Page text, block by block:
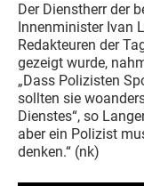
Der Dienstherr der
Innenminister Ivan
Redakteuren der
gezeigt wurde,
„Dass Polizisten
sollten sie
Dienstes“, so
aber ein Polizist
denken.“ (nk)